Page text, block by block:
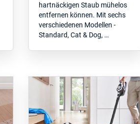
hartnäckigen Staub mühelos
entfernen können. Mit sechs
verschiedenen Modellen -
Standard, Cat & Dog, …